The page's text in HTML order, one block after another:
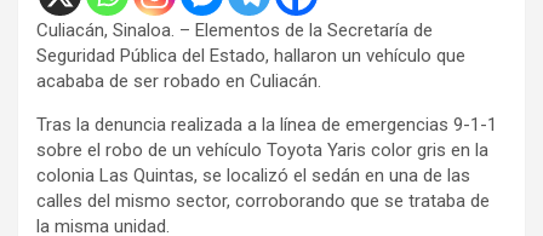
Culiacán, Sinaloa. – Elementos de la Secretaría de
Seguridad Pública del Estado, hallaron un vehículo que
acababa de ser robado en Culiacán.
Tras la denuncia realizada a la línea de emergencias 9-1-1
sobre el robo de un vehículo Toyota Yaris color gris en la
colonia Las Quintas, se localizó el sedán en una de las
calles del mismo sector, corroborando que se trataba de
la misma unidad.